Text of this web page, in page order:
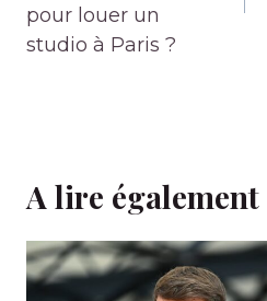
pour louer un
studio à Paris ?
A lire également